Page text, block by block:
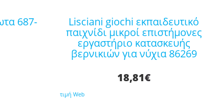
lisciani giochi εκπαιδευτικό
παιχνίδι μικροί επιστήμονες
εργαστήριο κατασκευής
βερνικιών για νύχια 86269
18,81€
τιμή Web